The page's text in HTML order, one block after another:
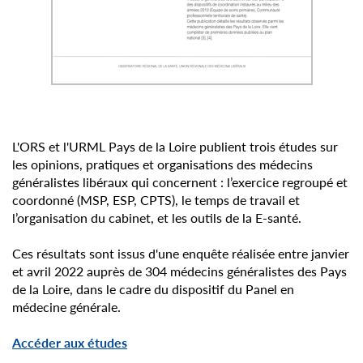
L'ORS et l'URML Pays de la Loire publient trois études sur
les opinions, pratiques et organisations des médecins
généralistes libéraux qui concernent : l’exercice regroupé et
coordonné (MSP, ESP, CPTS), le temps de travail et
l’organisation du cabinet, et les outils de la E-santé.
Ces résultats sont issus d'une enquête réalisée entre janvier
et avril 2022 auprès de 304 médecins généralistes des Pays
de la Loire, dans le cadre du dispositif du Panel en
médecine générale.
Accéder aux études